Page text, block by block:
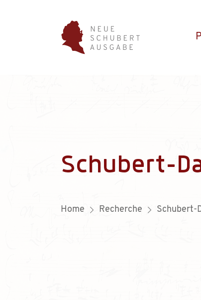
Schubert-
Home Recherche Schubert-